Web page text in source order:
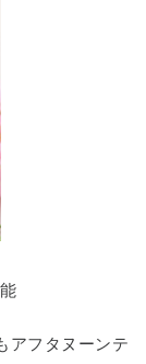
アフタヌーンテ